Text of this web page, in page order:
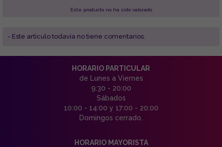
Este producto no ha sido valorado
- Este articulo todavía no tiene comentarios.
HORARIO PARTICULAR
de Lunes a Viernes
9:30 - 20:00
Sábados
10:00 - 14:00 y 17:00 - 20:00
Domingos cerrado.
HORARIO MAYORISTA